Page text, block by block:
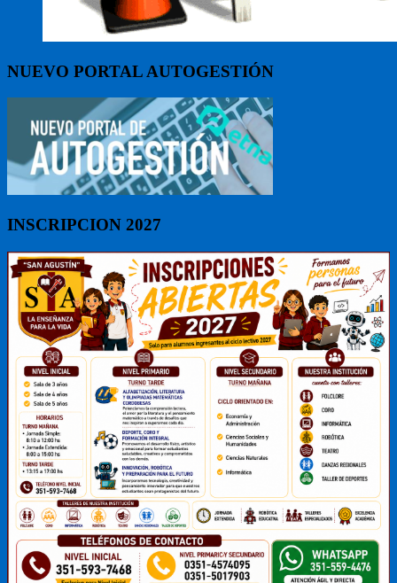
NUEVO PORTAL AUTOGESTIÓN
INSCRIPCION 2027